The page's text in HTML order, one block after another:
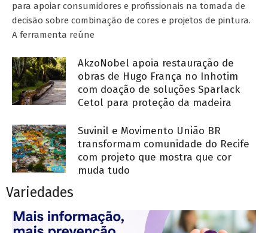
para apoiar consumidores e profissionais na tomada de
decisão sobre combinação de cores e projetos de pintura.
A ferramenta reúne
AkzoNobel apoia restauração de
obras de Hugo França no Inhotim
com doação de soluções Sparlack
Cetol para proteção da madeira
Suvinil e Movimento União BR
transformam comunidade do Recife
com projeto que mostra que cor
muda tudo
Variedades